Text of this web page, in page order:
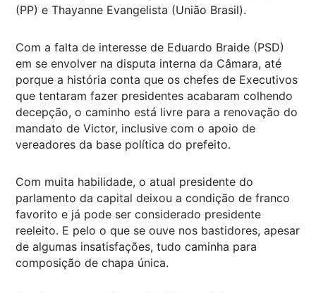
(PP) e Thayanne Evangelista (União Brasil).
Com a falta de interesse de Eduardo Braide (PSD)
em se envolver na disputa interna da Câmara, até
porque a história conta que os chefes de Executivos
que tentaram fazer presidentes acabaram colhendo
decepção, o caminho está livre para a renovação do
mandato de Victor, inclusive com o apoio de
vereadores da base política do prefeito.
Com muita habilidade, o atual presidente do
parlamento da capital deixou a condição de franco
favorito e já pode ser considerado presidente
reeleito. E pelo o que se ouve nos bastidores, apesar
de algumas insatisfações, tudo caminha para
composição de chapa única.